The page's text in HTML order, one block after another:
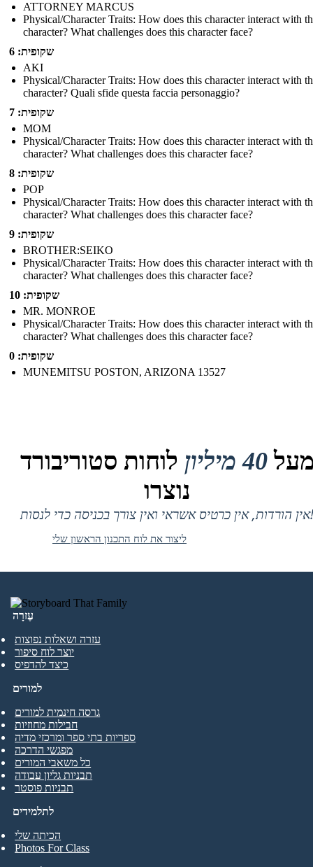
ATTORNEY MARCUS
Physical/Character Traits: How does this character interact with
character? What challenges does this character face?
שקופית: 6
AKI
Physical/Character Traits: How does this character interact with
character? Quali sfide questa faccia personaggio?
שקופית: 7
MOM
Physical/Character Traits: How does this character interact with
character? What challenges does this character face?
שקופית: 8
POP
Physical/Character Traits: How does this character interact with
character? What challenges does this character face?
שקופית: 9
BROTHER:SEIKO
Physical/Character Traits: How does this character interact with
character? What challenges does this character face?
שקופית: 10
MR. MONROE
Physical/Character Traits: How does this character interact with
character? What challenges does this character face?
שקופית: 0
MUNEMITSU POSTON, ARIZONA 13527
40 מיליון
לוחות סטוריבורד
נוצרו
אין הורדות, אין כרטיס אשראי ואין צורך בכניסה כדי לנסות!
ליצור את לוח התכנון הראשון שלי
עֶזרָה
עזרה ושאלות נפוצות
יוצר לוח סיפור
כיצד להדפיס
לתלמידים
הכיתה שלי
Photos For Class
למורים
גרסה חינמית למורים
חבילות מחוזיות
ספריות בתי ספר ומרכזי מדיה
מפגשי הדרכה
כל משאבי המורים
תבניות גליון עבודה
תבניות פוסטר